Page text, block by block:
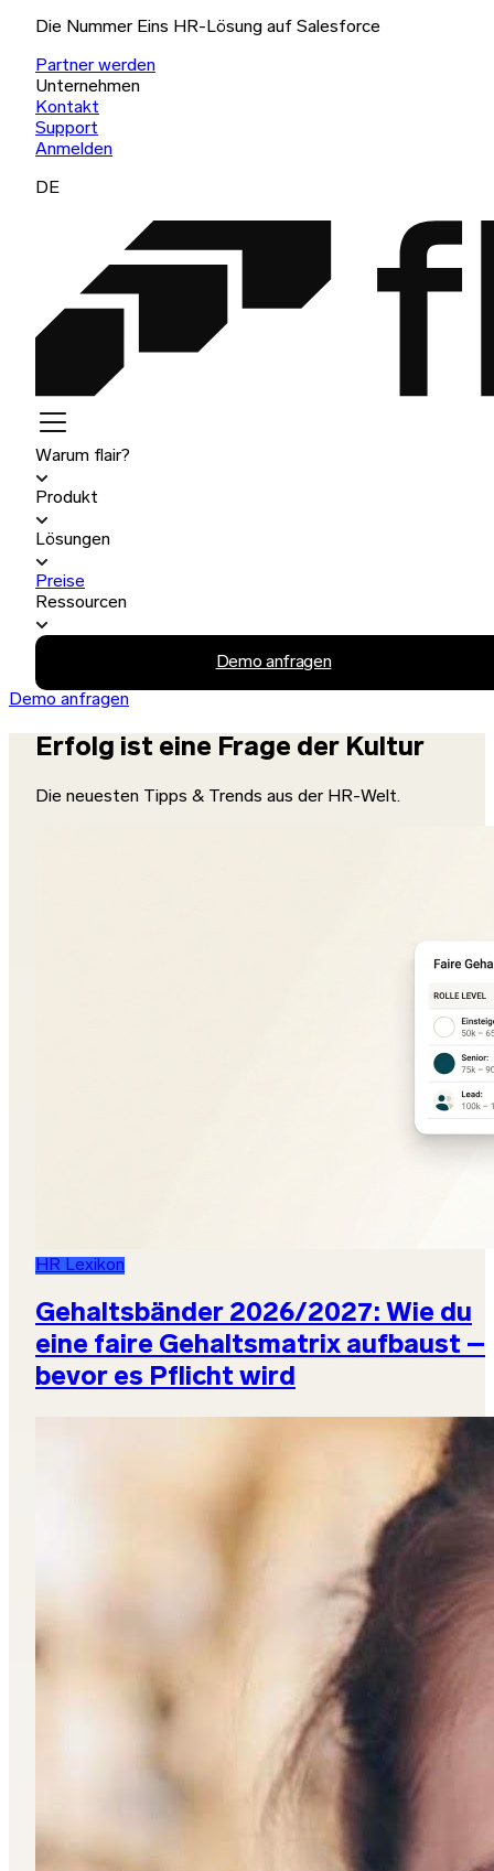
Die Nummer Eins HR-Lösung auf Salesforce
Partner werden
Unternehmen
Kontakt
Support
Anmelden
DE
Warum flair?
Produkt
Lösungen
Preise
Ressourcen
Demo anfragen
Demo anfragen
Erfolg ist eine Frage der Kultur
Die neuesten Tipps & Trends aus der HR-Welt.
HR Lexikon
Gehaltsbänder 2026/2027: Wie du
eine faire Gehaltsmatrix aufbaust –
bevor es Pflicht wird